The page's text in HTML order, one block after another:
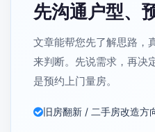
先沟通户型、
文章能帮您先了解思路，
来判断。先说需求，再决
是预约上门量房。
旧房翻新 / 二手房改造方